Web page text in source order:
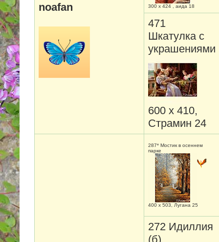
noafan 300 х 424 , аида 18
471
Шкатулка с
украшениями
600 х 410,
Страмин 24
287* Мостик в осеннем
парке
400 х 503, Лугана 25
272 Идиллия
(б)